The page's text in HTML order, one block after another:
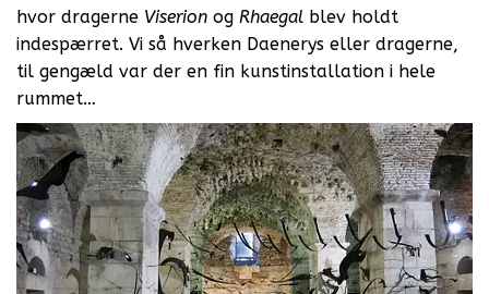
hvor dragerne Viserion og Rhaegal blev holdt
indespærret. Vi så hverken Daenerys eller dragerne,
til gengæld var der en fin kunstinstallation i hele
rummet…